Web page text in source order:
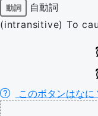
動詞
自動詞
(intransitive) To
このボタンはなに